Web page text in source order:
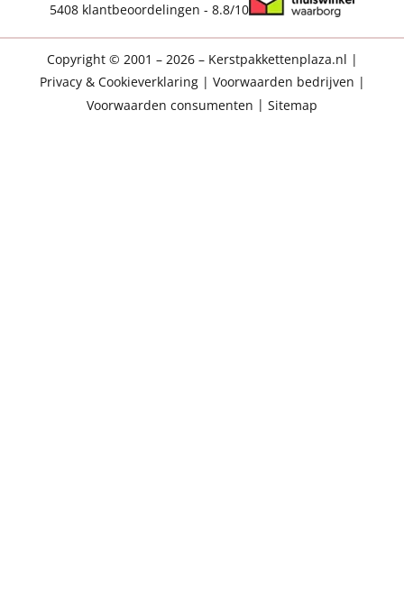
5408 klantbeoordelingen - 8.8/10
Copyright © 2001 – 2026 – Kerstpakkettenplaza.nl |
Privacy & Cookieverklaring| Voorwaarden bedrijven |
Voorwaarden consumenten | Sitemap